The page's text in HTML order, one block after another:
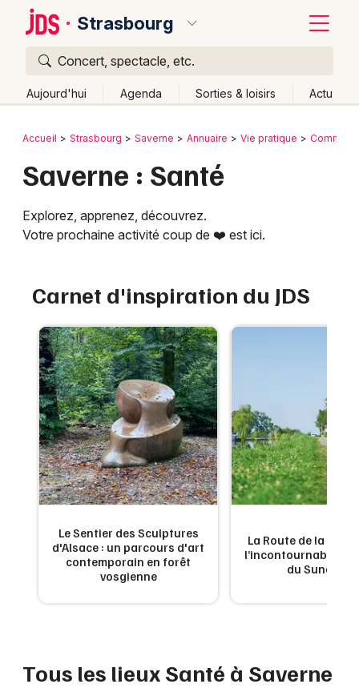
Strasbourg
Concert, spectacle, etc.
Aujourd'hui Agenda Sorties & loisirs Actu
Publier un événement
Grands événements
Foires & salons
Spectacles
Concerts
Sports
Soirées
Sorties famille
Bordeaux
Lille
Marseille
Mulhouse
Montpellier
Nantes
Nice
Paris
Strasbourg
Toulouse
Toutes les villes
Retour
Accueil Strasbourg Saverne Annuaire Vie pratique
Saverne : Santé
Explorez, apprenez, découvrez.
Votre prochaine activité coup de ❤️ est ici.
Carnet d'inspiration du JDS
Le Sentier des Sculptures
d'Alsace : un parcours d'art
contemporain en forêt
vosgienne
La Route de la
l’incontournable
du Sundgau
Tous les lieux Santé à Saverne
Quoi ?
Où ?
Partout
Près de moi Changer de lieu
Quand ?
Aujourd'hui
Demain Ce week-end Autre